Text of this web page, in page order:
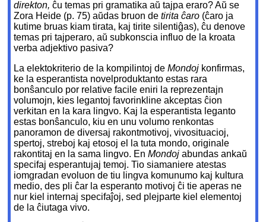
direkton,ĉu temas pri gramatika aŭ tajpa eraro? Aŭ se
Zora Heide (p. 75) aŭdas bruon detirita ĉaro (ĉaro ja
kutime bruas kiam tirata, kaj tirite silentiĝas), ĉu denove
temas pri tajperaro, aŭ subkonscia influo de la kroata
verba adjektivo pasiva?
La elektokriterio de la kompilintoj deMondoj konfirmas,
ke la esperantista novelproduktanto estas rara
bonŝanculo por relative facile eniri la reprezentajn
volumojn, kies legantoj favorinkline akceptas ĉion
verkitan en la kara lingvo. Kaj la esperantista leganto
estas bonŝanculo, kiu en unu volumo renkontas
panoramon de diversaj rakontmotivoj, vivosituacioj,
spertoj, streboj kaj etosoj el la tuta mondo, originale
rakontitaj en la sama lingvo. EnMondojabundas ankaŭ
specifaj esperantujaj temoj. Tio siamaniere atestas
iomgradan evoluon de tiu lingva komunumo kaj kultura
medio, des pli ĉar la esperanto motivoj ĉi tie aperas ne
nur kiel internaj specifaĵoj, sed plejparte kiel elementoj
de la ĉiutaga vivo.